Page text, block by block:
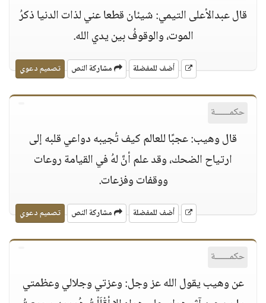
قال عبدالأعلى التيمي: شيئان قطعا عني لذات الدنيا ذكرُ
الموت، والوقوفُ بين يدي الله.
أضف للمفضلة مشاركة النص تصميم دعوي
حكمــــــة
قال وهيب: عجبًا للعالم كيف تُجيبه دواعي قلبه إلى
ارتياح الضحك، وقد علم أنَّ لهُ في القيامة روعات
ووقفات وفزعات.
أضف للمفضلة مشاركة النص تصميم دعوي
حكمــــــة
عن وهيب يقول الله عز وجل: وعزتي وجلالي وعظمتي